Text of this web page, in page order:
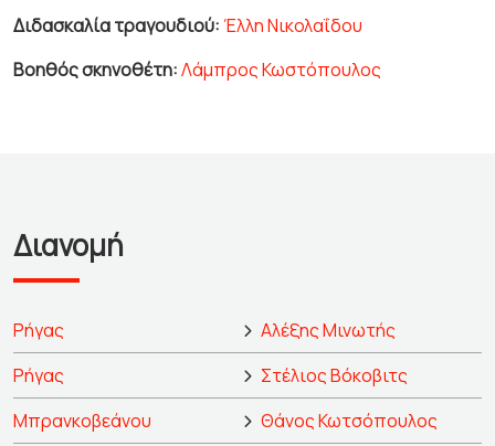
Διδασκαλία τραγουδιού: Έλλη Νικολαΐδου
Βοηθός σκηνοθέτη:Λάμπρος Κωστόπουλος
Διανομή
Ρήγας
Αλέξης Μινωτής
Ρήγας
Στέλιος Βόκοβιτς
Μπρανκοβεάνου
Θάνος Κωτσόπουλος